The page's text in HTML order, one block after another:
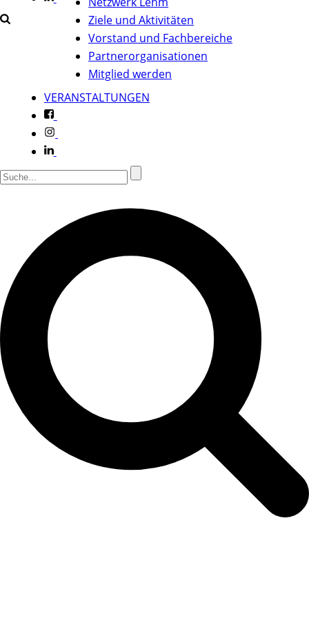
Ziele und Aktivitäten
Vorstand und Fachbereiche
Partnerorganisationen
Mitglied werden
VERANSTALTUNGEN
f
l